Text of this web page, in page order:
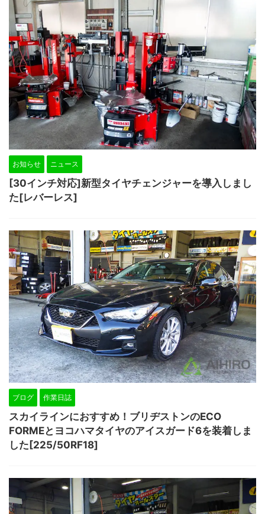
お知らせ ニュース
[30インチ対応]新型タイヤチェンジャーを導入しまし
た[レバーレス]
ブログ 作業日誌
スカイラインにおすすめ！ブリヂストンのECO
FORMEとヨコハマタイヤのアイスガード6を装着しま
した[225/50RF18]